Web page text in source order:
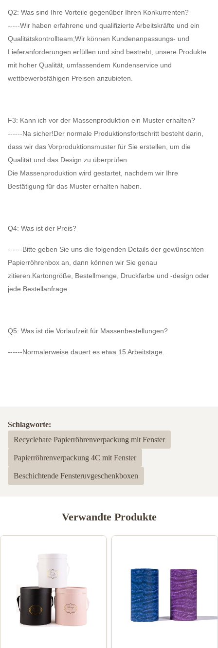
Q2: Was sind Ihre Vorteile gegenüber Ihren Konkurrenten?
-----Wir haben erfahrene und qualifizierte Arbeitskräfte und ein
Qualitätskontrollteam;Wir können Kundenanpassungs- und
Lieferanforderungen erfüllen und sind bestrebt, unsere Produkte
mit hoher Qualität, umfassendem Kundenservice und
wettbewerbsfähigen Preisen anzubieten.
F3: Kann ich vor der Massenproduktion ein Muster erhalten?
------Na sicher!Der normale Produktionsfortschritt besteht darin,
dass wir das Vorproduktionsmuster für Sie erstellen, um die
Qualität und das Design zu überprüfen.
Die Massenproduktion wird gestartet, nachdem wir Ihre
Bestätigung für das Muster erhalten haben.
Q4: Was ist der Preis?
------Bitte geben Sie uns die folgenden Details der gewünschten
Papierröhrenbox an, dann können wir Sie genau
zitieren.Kartongröße, Bestellmenge, Druckfarbe und -design oder
jede Bestellanfrage.
Q5: Was ist die Vorlaufzeit für Massenbestellungen?
------Normalerweise dauert es etwa 15 Arbeitstage.
Schlagworte:
Recyclebare Papierröhrenverpackung mit Fenster
Papierröhrenverpackung 4C mit Fenster
Beschichtende Fensteruvgeschenkboxen
Verwandte Produkte